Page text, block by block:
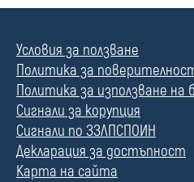
Условия за ползване
Политика за
Политика за използване на
Сигнали за корупция
Сигнали по ЗЗЛПСПОИН
Декларация за достъпност
Карта на сайта